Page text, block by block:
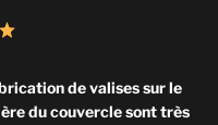
de valises sur le
du couvercle sont très